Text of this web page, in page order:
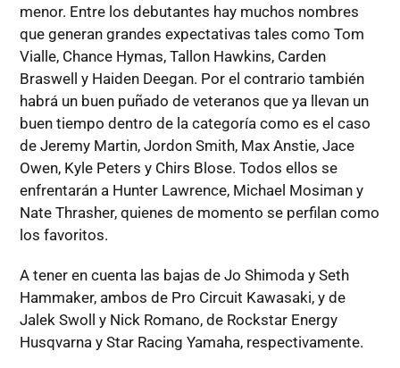
menor. Entre los debutantes hay muchos nombres
que generan grandes expectativas tales como Tom
Vialle, Chance Hymas, Tallon Hawkins, Carden
Braswell y Haiden Deegan. Por el contrario también
habrá un buen puñado de veteranos que ya llevan un
buen tiempo dentro de la categoría como es el caso
de Jeremy Martin, Jordon Smith, Max Anstie, Jace
Owen, Kyle Peters y Chirs Blose. Todos ellos se
enfrentarán a Hunter Lawrence, Michael Mosiman y
Nate Thrasher, quienes de momento se perfilan como
los favoritos.
A tener en cuenta las bajas de Jo Shimoda y Seth
Hammaker, ambos de Pro Circuit Kawasaki, y de
Jalek Swoll y Nick Romano, de Rockstar Energy
Husqvarna y Star Racing Yamaha, respectivamente.